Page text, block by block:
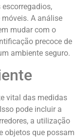
A análise
mudar com o
precoce de
ambiente seguro.
vital das medidas
pode incluir a
a utilização
objetos que possam